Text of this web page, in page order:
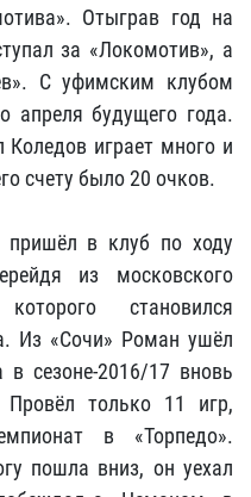
Отыграв год на
за «Локомотив», а
С уфимским клубом
апреля будущего года.
играет много и
счету было 20 очков.
пришёл в клуб по ходу
из московского
становился
Из «Сочи» Роман ушёл
сезоне-2016/17 вновь
только 11 игр,
в «Торпедо».
пошла вниз, он уехал